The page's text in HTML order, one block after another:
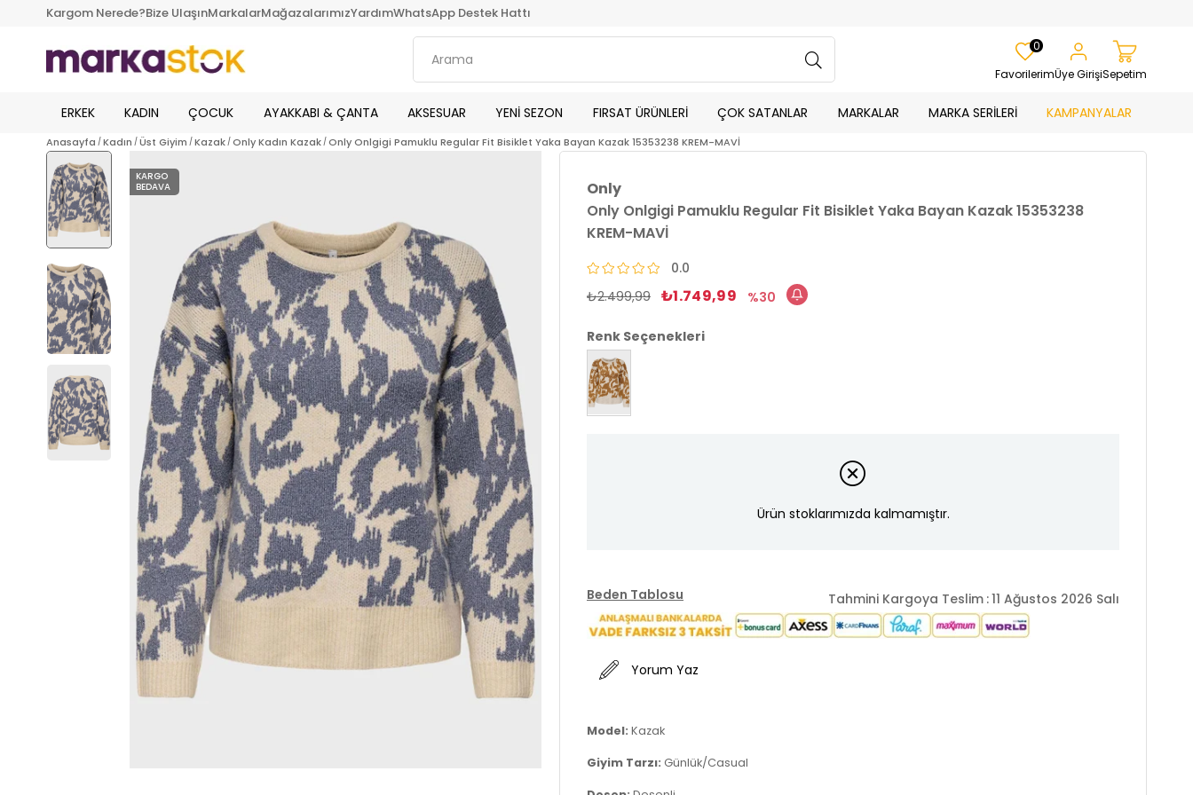
Kargom Nerede?Bize UlaşınMarkalarMağazalarımızYardımWhatsApp Destek Hattı
Favorilerim
0
Üye GirişiSepetim
ERKEK KADIN ÇOCUK AYAKKABI & ÇANTA AKSESUAR YENİ SEZON FIRSAT ÜRÜNLERİ ÇOK SATANLAR MARKALAR MARKA SERİLERİ KAMPANYALAR
Anasayfa Kadın Üst Giyim Kazak Only Kadın Kazak Only Onlgigi Pamuklu Regular Fit Bisiklet Yaka Bayan Kazak 15353238 KREM-MAVİ
KARGO
BEDAVA
Only
Only Onlgigi Pamuklu Regular Fit Bisiklet Yaka Bayan Kazak 15353238
KREM-MAVİ
0.0
₺2.499,99 ₺1.749,99 30
Renk Seçenekleri
Ürün stoklarımızda kalmamıştır.
Beden Tablosu Tahmini Kargoya Teslim :11 Ağustos 2026 Salı
Yorum Yaz
Model: Kazak
Giyim Tarzı: Günlük/Casual